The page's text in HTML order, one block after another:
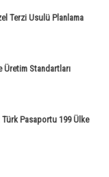
Terzi Usulü Planlama
Standartları
Pasaportu 199 Ülke